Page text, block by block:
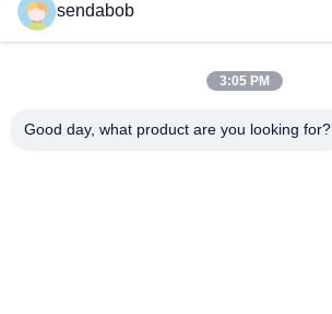
sendabob
3:05 PM
Good day, what product are you looking for?